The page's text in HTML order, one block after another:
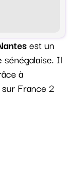
est un
sénégalaise. Il
à
sur France 2